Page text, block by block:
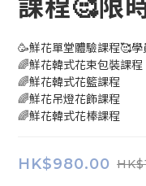
課程🥰限
🥳鮮花單堂體驗課程🥰
🌈鮮花韓式花束包裝課程
🌈鮮花韓式花籃課程
🌈鮮花吊燈花飾課程
🌈鮮花韓式花棒課程
HK$980.00